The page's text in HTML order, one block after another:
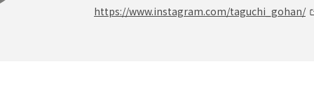
https://www.instagram.com/taguchi_gohan/